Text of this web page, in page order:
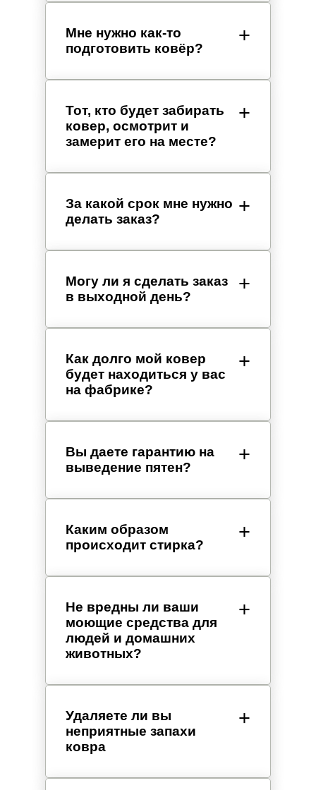
Мне нужно как-то
подготовить ковёр?
Тот, кто будет забирать
ковер, осмотрит и
замерит его на месте?
За какой срок мне нужно
делать заказ?
Могу ли я сделать заказ
в выходной день?
Как долго мой ковер
будет находиться у вас
на фабрике?
Вы даете гарантию на
выведение пятен?
Каким образом
происходит стирка?
Не вредны ли ваши
моющие средства для
людей и домашних
животных?
Удаляете ли вы
неприятные запахи
ковра